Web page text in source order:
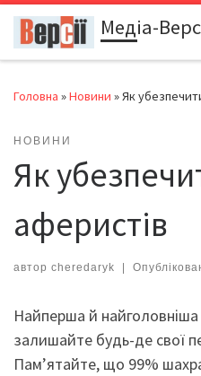
Перейти до вмісту
Медіа-
Головна »Новини »Як
НОВИНИ
Як
аферистів
автор cheredaryk |
Найперша й
залишайте будь-де свої
Пам’ятайте, що 99%